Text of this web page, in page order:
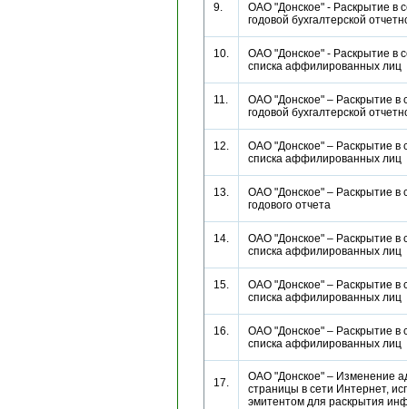
9.
ОАО "Донское" - Раскрытие в
годовой бухгалтерской
10.
ОАО "Донское" - Раскрытие в
списка аффилированных
11.
ОАО "Донское" – Раскрытие в
годовой бухгалтерской
12.
ОАО "Донское" – Раскрытие в
списка аффилированных
13.
ОАО "Донское" – Раскрытие в
годового отчета
14.
ОАО "Донское" – Раскрытие в
списка аффилированных
15.
ОАО "Донское" – Раскрытие в
списка аффилированных
16.
ОАО "Донское" – Раскрытие в
списка аффилированных
17.
ОАО "Донское" – Изменение
страницы в сети Интернет,
эмитентом для раскрытия